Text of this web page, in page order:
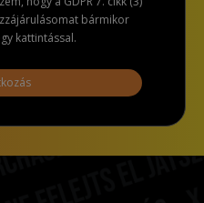
bármikor
kattintással.